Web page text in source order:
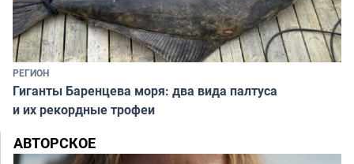
РЕГИОН
Гиганты Баренцева моря: два вида палтуса
и их рекордные трофеи
АВТОРСКОЕ